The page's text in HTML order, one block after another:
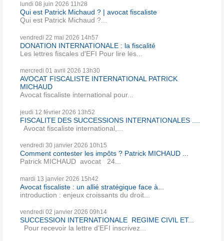
lundi 08 juin 2026 11h28
Qui est Patrick Michaud ? | avocat fiscaliste
Qui est Patrick Michaud ?...
vendredi 22 mai 2026 14h57
DONATION INTERNATIONALE : la fiscalité
Les lettres fiscales d'EFI Pour lire les...
mercredi 01 avril 2026 13h30
AVOCAT FISCALISTE INTERNATIONAL PATRICK
MICHAUD
Avocat fiscaliste international pour...
jeudi 12 février 2026 13h52
FISCALITE DES SUCCESSIONS INTERNATIONALES ....
Avocat fiscaliste international,...
vendredi 30 janvier 2026 10h15
Comment contester les impôts ? Patrick MICHAUD ...
Patrick MICHAUD avocat 24...
mardi 13 janvier 2026 15h42
Avocat fiscaliste : un allié stratégique face à...
introduction : enjeux croissants du droit...
vendredi 02 janvier 2026 09h14
SUCCESSION INTERNATIONALE REGIME CIVIL ET...
Pour recevoir la lettre d’EFI inscrivez...